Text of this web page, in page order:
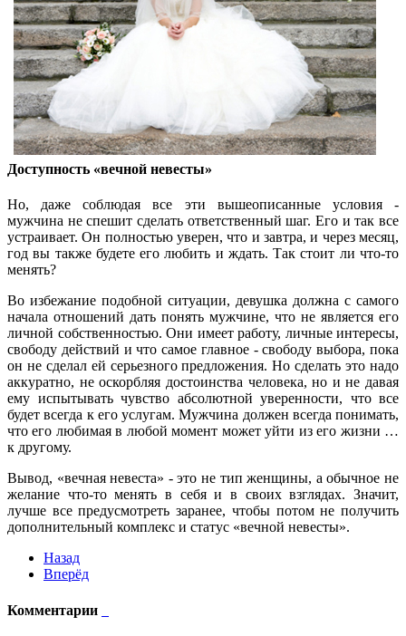
Доступность «вечной невесты»
Но, даже соблюдая все эти вышеописанные условия -
мужчина не спешит сделать ответственный шаг. Его и так все
устраивает. Он полностью уверен, что и завтра, и через месяц,
год вы также будете его любить и ждать. Так стоит ли что-то
менять?
Во избежание подобной ситуации, девушка должна с самого
начала отношений дать понять мужчине, что не является его
личной собственностью. Они имеет работу, личные интересы,
свободу действий и что самое главное - свободу выбора, пока
он не сделал ей серьезного предложения. Но сделать это надо
аккуратно, не оскорбляя достоинства человека, но и не давая
ему испытывать чувство абсолютной уверенности, что все
будет всегда к его услугам. Мужчина должен всегда понимать,
что его любимая в любой момент может уйти из его жизни …
к другому.
Вывод, «вечная невеста» - это не тип женщины, а обычное не
желание что-то менять в себя и в своих взглядах. Значит,
лучше все предусмотреть заранее, чтобы потом не получить
дополнительный комплекс и статус «вечной невесты».
Назад
Вперёд
Комментарии